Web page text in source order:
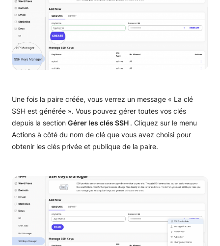
Une fois la paire créée, vous verrez un message « La clé
SSH est générée ». Vous pouvez gérer toutes vos clés
depuis la section Gérer les clés SSH . Cliquez sur le menu
Actions à côté du nom de clé que vous avez choisi pour
obtenir les clés privée et publique de la paire.